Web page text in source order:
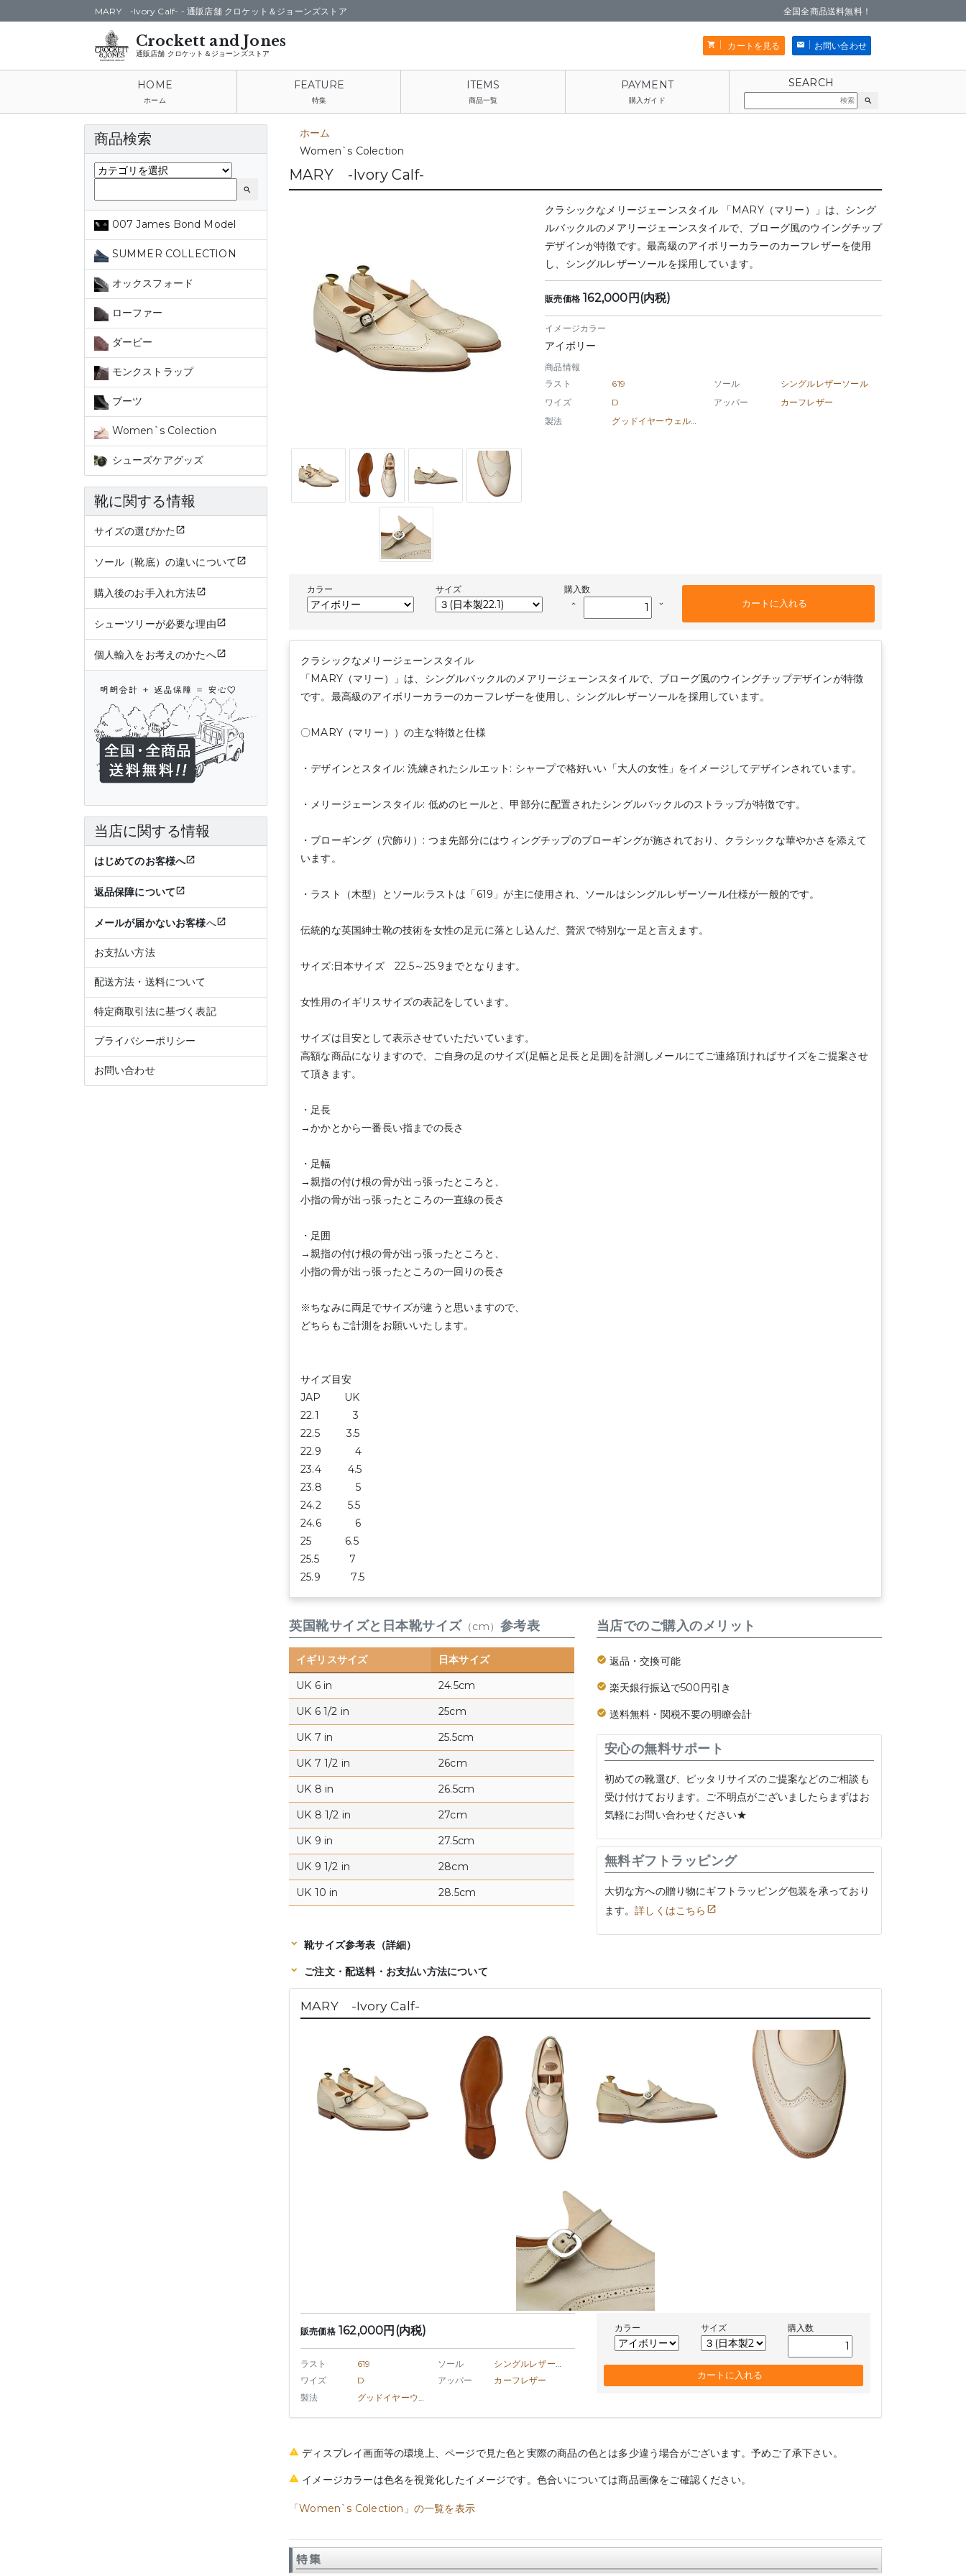
通販店舗 クロケット＆ジョーンズストア
カートを見る お問い合わせ
MARY -Ivory Calf- - 通販店舗 クロケット＆ジョーンズストア 全国全商品送料無料！
ホーム 特集 商品一覧 購入ガイド search
ホーム
Women`s Colection
MARY -Ivory Calf-
クラシックなメリージェーンスタイル 「MARY（マリー）」は、シング
ルバックルのメアリージェーンスタイルで、ブローグ風のウイングチップ
デザインが特徴です。最高級のアイボリーカラーのカーフレザーを使用
し、シングルレザーソールを採用しています。
販売価格 162,000円(内税)
イメージカラー
アイボリー
商品情報
ラスト
619 ソール
シングルレザーソール
ワイズ
D アッパー
カーフレザー
製法
カラー サイズ 購入数
keyboard_arrow_up keyboard_arrow_down
クラシックなメリージェーンスタイル
「MARY（マリー）」は、シングルバックルのメアリージェーンスタイルで、ブローグ風のウイングチップデザインが特徴
です。最高級のアイボリーカラーのカーフレザーを使用し、シングルレザーソールを採用しています。
〇MARY（マリー））の主な特徴と仕様
・デザインとスタイル: 洗練されたシルエット: シャープで格好いい「大人の女性」をイメージしてデザインされています。
・メリージェーンスタイル: 低めのヒールと、甲部分に配置されたシングルバックルのストラップが特徴です。
・ブローギング（穴飾り）: つま先部分にはウィングチップのブローギングが施されており、クラシックな華やかさを添えて
います。
・ラスト（木型）とソール:ラストは「619」が主に使用され、ソールはシングルレザーソール仕様が一般的です。
伝統的な英国紳士靴の技術を女性の足元に落とし込んだ、贅沢で特別な一足と言えます。
サイズ:日本サイズ 22.5～25.9までとなります。
女性用のイギリスサイズの表記をしています。
サイズは目安として表示させていただいています。
高額な商品になりますので、ご自身の足のサイズ(足幅と足長と足囲)を計測しメールにてご連絡頂ければサイズをご提案させ
て頂きます。
・足長
→かかとから一番長い指までの長さ
・足幅
→親指の付け根の骨が出っ張ったところと、
小指の骨が出っ張ったところの一直線の長さ
・足囲
→親指の付け根の骨が出っ張ったところと、
小指の骨が出っ張ったところの一回りの長さ
※ちなみに両足でサイズが違うと思いますので、
どちらもご計測をお願いいたします。
サイズ目安
JAP UK
22.1 3
22.5 3.5
22.9 4
23.4 4.5
23.8 5
24.2 5.5
24.6 6
25 6.5
25.5 7
25.9 7.5
英国靴サイズと日本靴サイズ （cm） 参考表
イギリスサイズ
日本サイズ
UK 6 in
24.5cm
UK 6 1/2 in
25cm
UK 7 in
25.5cm
UK 7 1/2 in
26cm
UK 8 in
26.5cm
UK 8 1/2 in
27cm
UK 9 in
27.5cm
UK 9 1/2 in
28cm
UK 10 in
28.5cm
当店でのご購入のメリット
返品・交換可能
楽天銀行振込で500円引き
送料無料・関税不要の明瞭会計
安心の無料サポート
初めての靴選び、ピッタリサイズのご提案などのご相談も
受け付けております。ご不明点がございましたらまずはお
気軽にお問い合わせください★
無料ギフトラッピング
大切な方への贈り物にギフトラッピング包装を承っており
ます。詳しくはこちら
靴サイズ参考表（詳細）
ご注文・配送料・お支払い方法について
MARY -Ivory Calf-
販売価格162,000円(内税)
ラスト 619 ソール
ワイズ
D アッパー
カーフレザー
製法
カラー サイズ 購入数
ディスプレイ画面等の環境上、ページで見た色と実際の商品の色とは多少違う場合がございます。予めご了承下さい。
イメージカラーは色名を視覚化したイメージです。色合いについては商品画像をご確認ください。
「Women`s Colection」の一覧を表示
特集
商品検索
search
007 James Bond Model
SUMMER COLLECTION
オックスフォード
ローファー
ダービー
モンクストラップ
ブーツ
Women`s Colection
シューズケアグッズ
靴に関する情報
サイズの選びかた
ソール（靴底）の違いについて
購入後のお手入れ方法
シューツリーが必要な理由
個人輸入をお考えのかたへ
当店に関する情報
はじめてのお客様へ
返品保障について
メールが届かないお客様へ
お支払い方法
配送方法・送料について
特定商取引法に基づく表記
プライバシーポリシー
お問い合わせ